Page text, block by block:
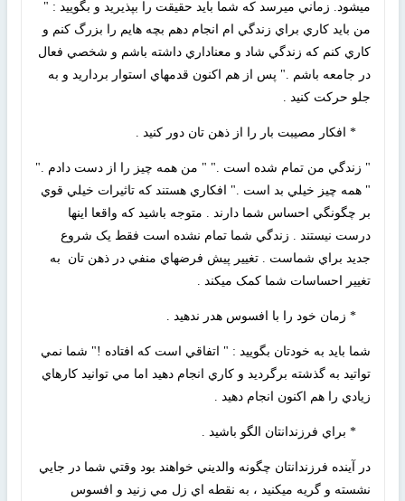
ميشود. زماني ميرسد که شما بايد حقيقت را بپذيريد و بگوييد : "
من بايد کاري براي زندگي ام انجام دهم بچه هايم را بزرگ کنم و
کاري کنم که زندگي شاد و معناداري داشته باشم و شخصي فعال
در جامعه باشم ." پس از هم اکنون قدمهاي استوار برداريد و به
جلو حرکت کنيد .
* افکار مصيبت بار را از ذهن تان دور کنيد .
" زندگي من تمام شده است ." " من همه چيز را از دست دادم ."
" همه چيز خيلي بد است ." افکاري هستند که تاثيرات خيلي قوي
بر چگونگي احساس شما دارند . متوجه باشيد که واقعا اينها
درست نيستند . زندگي شما تمام نشده است فقط يک شروع
جديد براي شماست . تغيير پيش فرضهاي منفي در ذهن تان به
تغيير احساسات شما کمک ميکند .
* زمان خود را با افسوس هدر ندهيد .
شما بايد به خودتان بگوييد : " اتفاقي است که افتاده !" شما نمي
تواتيد به گذشته برگرديد و کاري انجام دهيد اما مي توانيد کارهاي
زيادي را هم اکنون انجام دهيد .
* براي فرزندانتان الگو باشيد .
در آينده فرزندانتان چگونه والديني خواهند بود وقتي شما در جايي
نشسته و گريه ميکنيد ، به نقطه اي زل مي زنيد و افسوس